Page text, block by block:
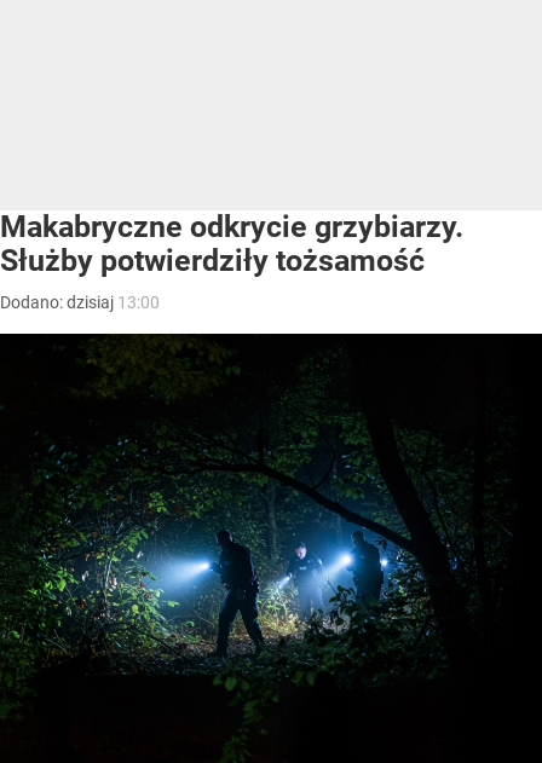
Makabryczne odkrycie grzybiarzy.
Służby potwierdziły tożsamość
Dodano:dzisiaj 13:00